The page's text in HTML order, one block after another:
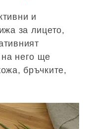
и
за лицето,
него ще
бръчките,